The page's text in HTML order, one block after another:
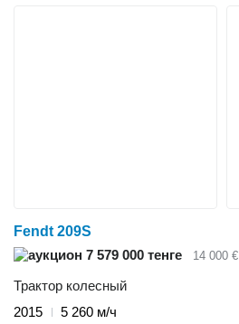
Fendt 209S
7 579 000 тенге
14 000 €
Трактор колесный
2015
5 260 м/ч